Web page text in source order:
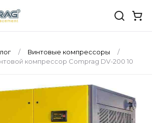
Винтовые компрессоры
компрессор Comprag DV-200 10